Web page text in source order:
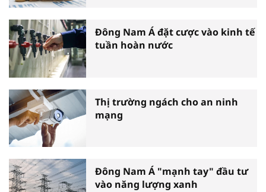
Đông Nam Á đặt cược vào kinh tế
tuần hoàn nước
Thị trường ngách cho an ninh
mạng
Đông Nam Á "mạnh tay" đầu tư
vào năng lượng xanh